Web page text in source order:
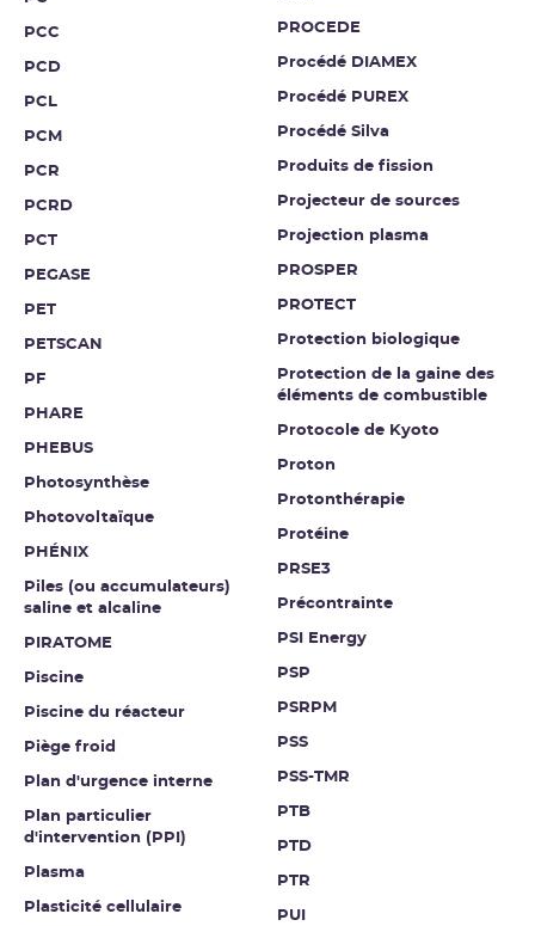
PCC
PCD
PCL
PCM
PCR
PCRD
PCT
PEGASE
PET
PETSCAN
PF
PHARE
PHEBUS
Photosynthèse
Photovoltaïque
PHÉNIX
Piles (ou accumulateurs)
saline et alcaline
PIRATOME
Piscine
Piscine du réacteur
Piège froid
Plan d'urgence interne
Plan particulier
d'intervention (PPI)
Plasma
Plasticité cellulaire
PROCEDE
Procédé DIAMEX
Procédé PUREX
Procédé Silva
Produits de fission
Projecteur de sources
Projection plasma
PROSPER
PROTECT
Protection biologique
Protection de la gaine des
éléments de combustible
Protocole de Kyoto
Proton
Protonthérapie
Protéine
PRSE3
Précontrainte
PSI Energy
PSP
PSRPM
PSS
PSS-TMR
PTB
PTD
PTR
PUI